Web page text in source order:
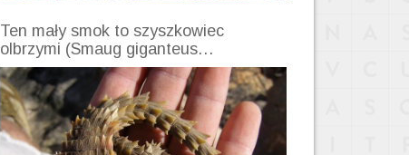
Ten mały smok to szyszkowiec
olbrzymi (Smaug giganteus…